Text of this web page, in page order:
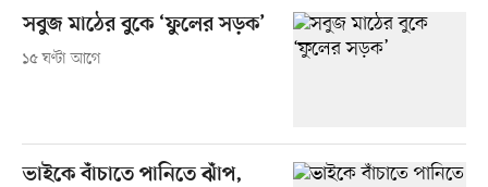
সবুজ মাঠের বুকে ‘ফুলের সড়ক’
১৫ ঘণ্টা আগে
ভাইকে বাঁচাতে পানিতে ঝাঁপ,